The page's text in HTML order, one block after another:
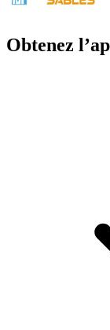
Obtenez